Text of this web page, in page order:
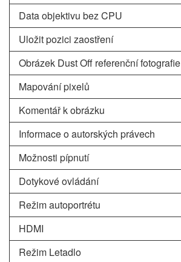
Data objektivu bez CPU
Uložit pozici zaostření
Obrázek Dust Off referenční fotografie
Mapování pixelů
Komentář k obrázku
Informace o autorských právech
Možnosti pípnutí
Dotykové ovládání
Režim autoportrétu
HDMI
Režim Letadlo